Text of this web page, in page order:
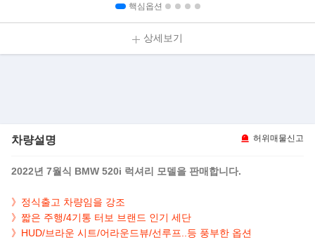
핵심옵션
상세보기
차량설명 허위매물신고
2022년 7월식 BMW 520i 럭셔리 모델을 판매합니다.
》정식출고 차량임을 강조
》짧은 주행/4기통 터보 브랜드 인기 세단
》HUD/브라운 시트/어라운드뷰/선루프..등 풍부한 옵션